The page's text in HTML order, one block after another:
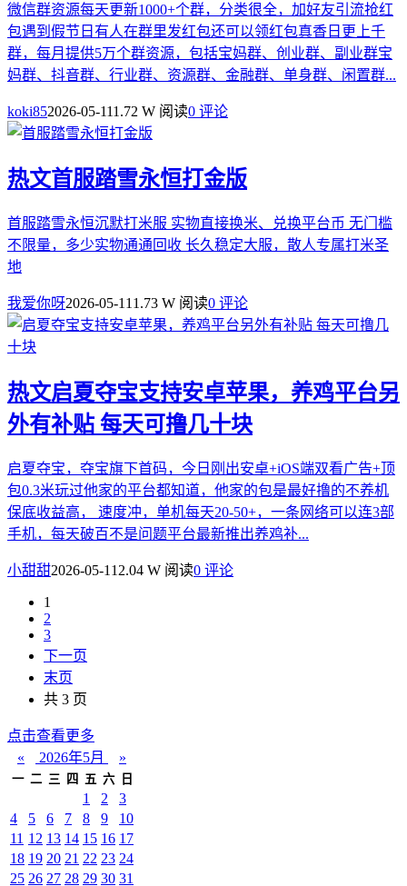
微信群资源每天更新1000+个群，分类很全，加好友引流抢红
包遇到假节日有人在群里发红包还可以领红包真香日更上千
群，每月提供5万个群资源，包括宝妈群、创业群、副业群宝
妈群、抖音群、行业群、资源群、金融群、单身群、闲置群...
koki852026-05-111.72 W 阅读0 评论
热文首服踏雪永恒打金版
首服踏雪永恒沉默打米服 实物直接换米、兑换平台币 无门槛
不限量，多少实物通通回收 长久稳定大服，散人专属打米圣
地
我爱你呀2026-05-11 1.73 W 阅读0 评论
热文启夏夺宝支持安卓苹果，养鸡平台另
外有补贴 每天可撸几十块
启夏夺宝，夺宝旗下首码，今日刚出安卓+iOS端双看广告+顶
包0.3米玩过他家的平台都知道，他家的包是最好撸的不养机
保底收益高， 速度冲，单机每天20-50+，一条网络可以连3部
手机，每天破百不是问题平台最新推出养鸡补...
小甜甜2026-05-11 2.04 W 阅读0 评论
1
2
3
下一页
末页
共 3 页
点击查看更多
«
2026年5月 »
一 二 三 四 五 六 日
1 2
3
4
5 6 7 8 9
10
11 12 13 14 15 16 17
18 19 20 21 22 23 24
25 26 27 28 29 30 31